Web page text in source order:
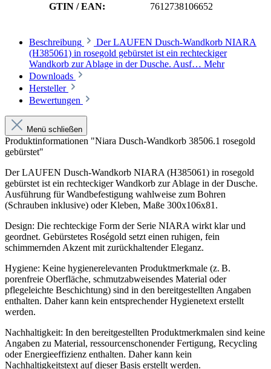
GTIN / EAN:
7612738106652
Beschreibung
Der LAUFEN Dusch-Wandkorb NIARA
(H385061) in rosegold gebürstet ist ein rechteckiger
Wandkorb zur Ablage in der Dusche. Ausf… Mehr
Downloads
Hersteller
Bewertungen
Menü schließen
Produktinformationen "Niara Dusch-Wandkorb 38506.1 rosegold
gebürstet"
Der LAUFEN Dusch-Wandkorb NIARA (H385061) in rosegold
gebürstet ist ein rechteckiger Wandkorb zur Ablage in der Dusche.
Ausführung für Wandbefestigung wahlweise zum Bohren
(Schrauben inklusive) oder Kleben, Maße 300x106x81.
Design: Die rechteckige Form der Serie NIARA wirkt klar und
geordnet. Gebürstetes Roségold setzt einen ruhigen, fein
schimmernden Akzent mit zurückhaltender Eleganz.
Hygiene: Keine hygienerelevanten Produktmerkmale (z. B.
porenfreie Oberfläche, schmutzabweisendes Material oder
pflegeleichte Beschichtung) sind in den bereitgestellten Angaben
enthalten. Daher kann kein entsprechender Hygienetext erstellt
werden.
Nachhaltigkeit: In den bereitgestellten Produktmerkmalen sind keine
Angaben zu Material, ressourcenschonender Fertigung, Recycling
oder Energieeffizienz enthalten. Daher kann kein
Nachhaltigkeitstext auf dieser Basis erstellt werden.